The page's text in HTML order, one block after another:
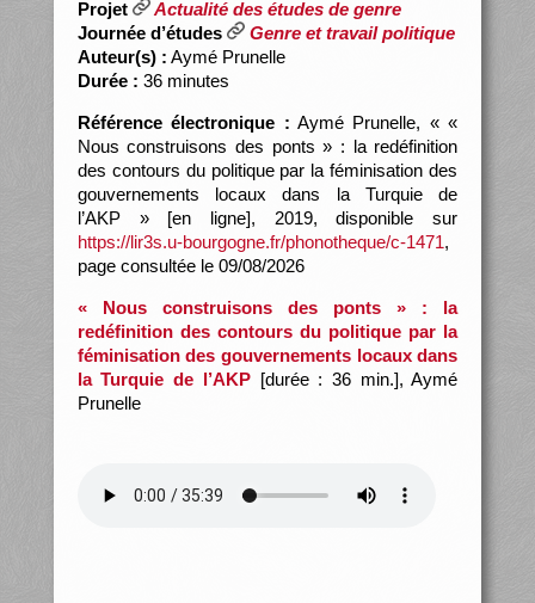
Projet
Actualité des études de genre
Journée d’études
Genre et travail politique
Auteur(s) : Aymé Prunelle
Durée : 36 minutes
Référence électronique : Aymé Prunelle, « «
Nous construisons des ponts » : la redéfinition
des contours du politique par la féminisation des
gouvernements locaux dans la Turquie de
l’AKP » [en ligne], 2019, disponible sur
https://lir3s.u-bourgogne.fr/phonotheque/c-1471,
page consultée le 09/08/2026
« Nous construisons des ponts » : la
redéfinition des contours du politique par la
féminisation des gouvernements locaux dans
la Turquie de l’AKP[durée : 36 min.], Aymé
Prunelle